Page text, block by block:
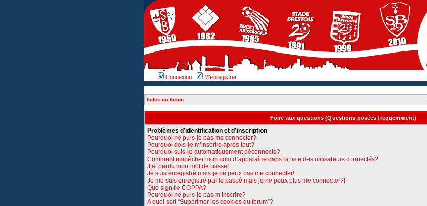
Connexion M’enregistrer
Index du forum
Foire aux questions (Questions posées fréquemment)
Problèmes d’identification et d’inscription
Pourquoi ne puis-je pas me connecter?
Pourquoi dois-je m’inscrire après tout?
Pourquoi suis-je automatiquement déconnecté?
Comment empêcher mon nom d’apparaître dans la liste des utilisateurs connectés?
J’ai perdu mon mot de passe!
Je suis enregistré mais je ne peux pas me connecter!
Je me suis enregistré par le passé mais je ne peux plus me connecter?!
Que signifie COPPA?
Pourquoi ne puis-je pas m’inscrire?
A quoi sert “Supprimer les cookies du forum”?